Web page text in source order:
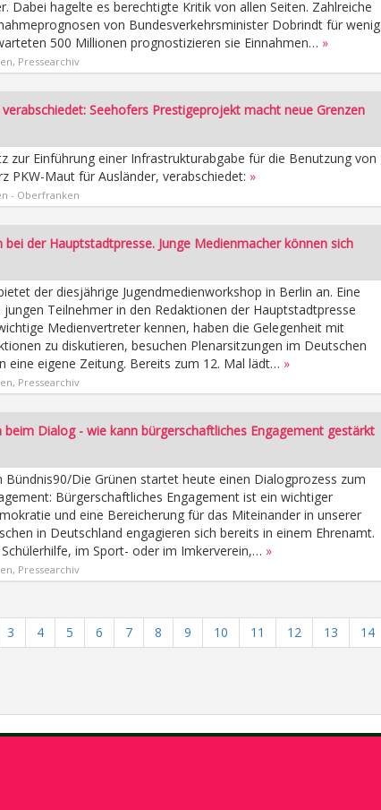
Dabei hagelte es berechtigte Kritik von allen Seiten. Zahlreiche
von Bundesverkehrsminister Dobrindt für wenig
500 Millionen prognostizieren sie Einnahmen… »
Pressearchiv
Seehofers Prestigeprojekt macht neue Grenzen
zur Einführung einer Infrastrukturabgabe für die Benutzung von
PKW-Maut für Ausländer, verabschiedet: »
- Oberfranken
bei der Hauptstadtpresse. Junge Medienmacher können sich
der diesjährige Jugendmedienworkshop in Berlin an. Eine
Teilnehmer in den Redaktionen der Hauptstadtpresse
Medienvertreter kennen, haben die Gelegenheit mit
zu diskutieren, besuchen Plenarsitzungen im Deutschen
eine eigene Zeitung. Bereits zum 12. Mal lädt… »
Pressearchiv
beim Dialog - wie kann bürgerschaftliches Engagement gestärkt
Die Grünen startet heute einen Dialogprozess zum
Bürgerschaftliches Engagement ist ein wichtiger
und eine Bereicherung für das Miteinander in unserer
in Deutschland engagieren sich bereits in einem Ehrenamt.
im Sport- oder im Imkerverein,… »
Pressearchiv
3 4 5 6 7 8 9 10 11 12 13
14